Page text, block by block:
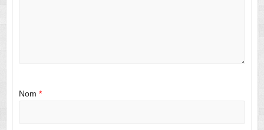
Nom *